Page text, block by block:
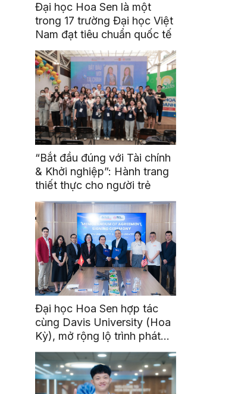
Đại học Hoa Sen là một
trong 17 trường Đại học Việt
Nam đạt tiêu chuẩn quốc tế
“Bắt đầu đúng với Tài chính
& Khởi nghiệp”: Hành trang
thiết thực cho người trẻ
Đại học Hoa Sen hợp tác
cùng Davis University (Hoa
Kỳ), mở rộng lộ trình phát
triển toàn cầu cho sinh viên